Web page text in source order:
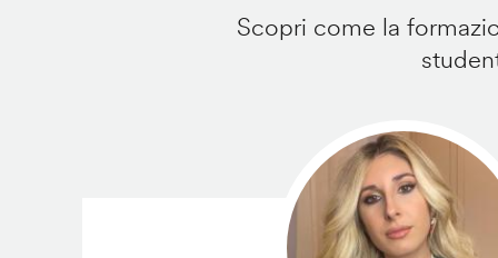
Scopri come la